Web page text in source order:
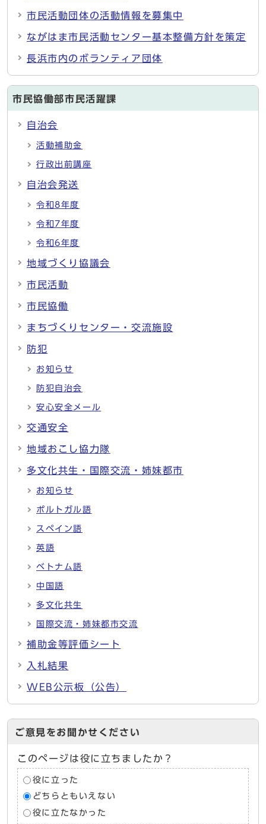
市民活動団体の活動情報を募集中
ながはま市民活動センター基本整備方針を策定
長浜市内のボランティア団体
市民協働部市民活躍課
自治会
活動補助金
行政出前講座
自治会発送
令和8年度
令和7年度
令和6年度
地域づくり協議会
市民活動
市民協働
まちづくりセンター・交流施設
防犯
お知らせ
防犯自治会
安心安全メール
交通安全
地域おこし協力隊
多文化共生・国際交流・姉妹都市
お知らせ
ポルトガル語
スペイン語
英語
ベトナム語
中国語
多文化共生
国際交流・姉妹都市交流
補助金等評価シート
入札結果
WEB公示板（公告）
ご意見をお聞かせください
このページは役に立ちましたか？
役に立った
どちらともいえない
役に立たなかった